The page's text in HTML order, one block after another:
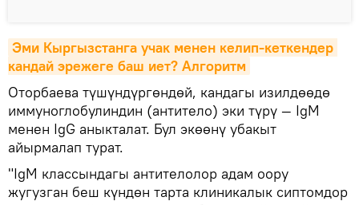
Эми Кыргызстанга учак менен келип-кеткендер
кандай эрежеге баш иет? Алгоритм
Оторбаева түшүндүргөндөй, кандагы изилдөөдө
иммуноглобулиндин (антитело) эки түрү — IgM
менен IgG аныкталат. Бул экөөнү убакыт
айырмалап турат.
"IgM классындагы антителолор адам оору
жугузган беш күндөн тарта клиникалык сиптомдор